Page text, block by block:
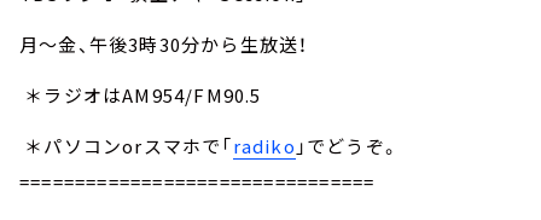
月～金、午後3時30分から生放送！
＊ラジオはAM954/FM90.5
＊パソコンorスマホで「radiko 」でどうぞ。
================================